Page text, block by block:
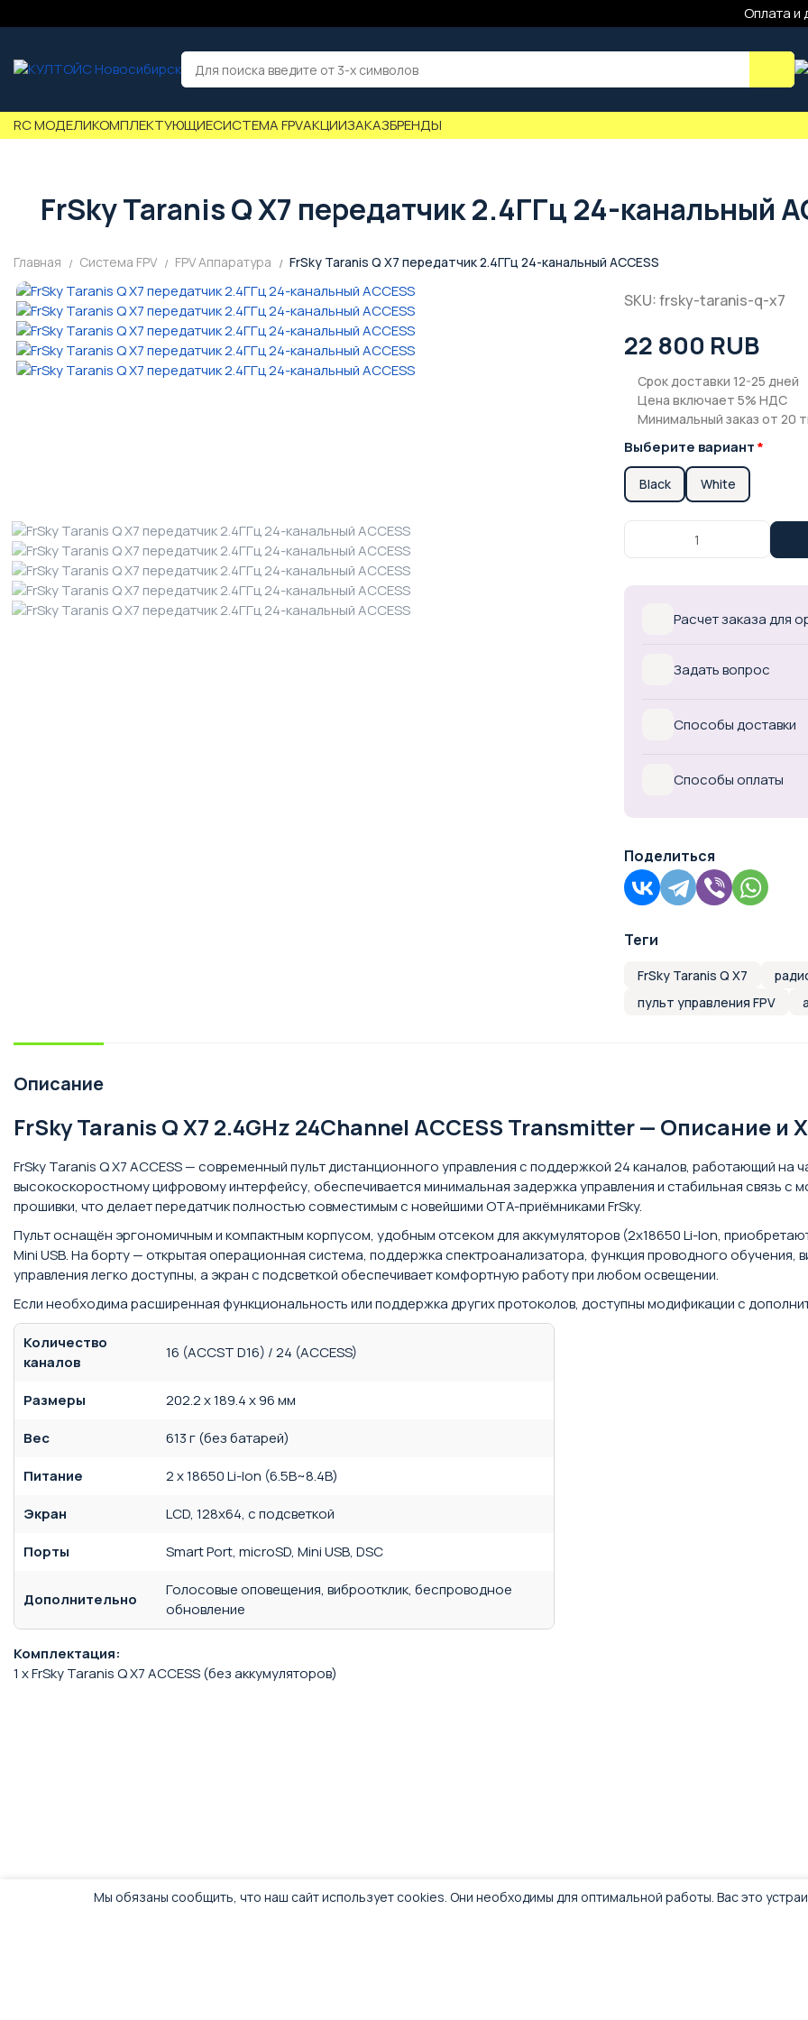
Оплата и
RC МОДЕЛИКОМПЛЕКТУЮЩИЕСИСТЕМА FPVАКЦИИЗАКАЗБРЕНДЫ
FrSky Taranis Q X7 передатчик 2.4ГГц 24-канальный
Главная Система FPV FPV Аппаратура FrSky Taranis Q X7 передатчик 2.4ГГц 24-канальный ACCESS
SKU: frsky-taranis-q-x7
22 800 RUB
Срок доставки 12-25 дней
Цена включает 5% НДС
Минимальный заказ от 20
Выберите вариант
Black White
Расчет заказа для
Задать вопрос
Способы доставки
Способы оплаты
Поделиться
Теги
FrSky Taranis Q X7
пульт управления FPV
Описание
FrSky Taranis Q X7 2.4GHz 24Channel ACCESS Transmitter — Описание и
FrSky Taranis Q X7 ACCESS — современный пульт дистанционного управления с поддержкой 24 каналов, работающий на
высокоскоростному цифровому интерфейсу, обеспечивается минимальная задержка управления и стабильная связь
прошивки, что делает передатчик полностью совместимым с новейшими OTA-приёмниками FrSky.
Пульт оснащён эргономичным и компактным корпусом, удобным отсеком для аккумуляторов (2x18650 Li-Ion,
Mini USB. На борту — открытая операционная система, поддержка спектроанализатора, функция проводного обучения,
управления легко доступны, а экран с подсветкой обеспечивает комфортную работу при любом освещении.
Если необходима расширенная функциональность или поддержка других протоколов, доступны модификации с
Количество
каналов
16 (ACCST D16) / 24 (ACCESS)
Размеры
202.2 x 189.4 x 96 мм
Вес
613 г (без батарей)
Питание
2 x 18650 Li-Ion (6.5В~8.4В)
Экран
LCD, 128x64, с подсветкой
Порты
Smart Port, microSD, Mini USB, DSC
Дополнительно
Голосовые оповещения, виброотклик, беспроводное
обновление
Комплектация:
1 x FrSky Taranis Q X7 ACCESS (без аккумуляторов)
Мы обязаны сообщить, что наш сайт использует cookies. Они необходимы для оптимальной работы. Вас это